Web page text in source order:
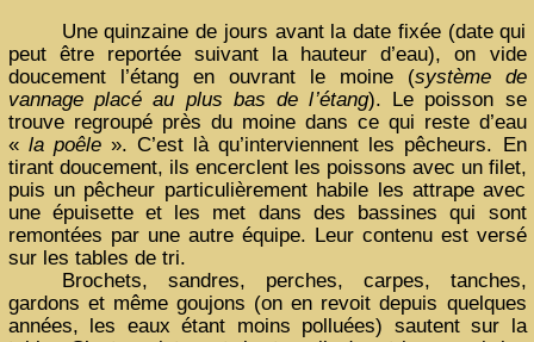
Une quinzaine de jours avant la date fixée (date qui
peut être reportée suivant la hauteur d’eau), on vide
doucement l’étang en ouvrant le moine (système de
vannage placé au plus bas de l’étang). Le poisson se
trouve regroupé près du moine dans ce qui reste d’eau
« la poêle». C’est là qu’interviennent les pêcheurs. En
tirant doucement, ils encerclent les poissons avec un filet,
puis un pêcheur particulièrement habile les attrape avec
une épuisette et les met dans des bassines qui sont
remontées par une autre équipe. Leur contenu est versé
sur les tables de tri.
Brochets, sandres, perches, carpes, tanches,
gardons et même goujons (on en revoit depuis quelques
années, les eaux étant moins polluées) sautent sur la